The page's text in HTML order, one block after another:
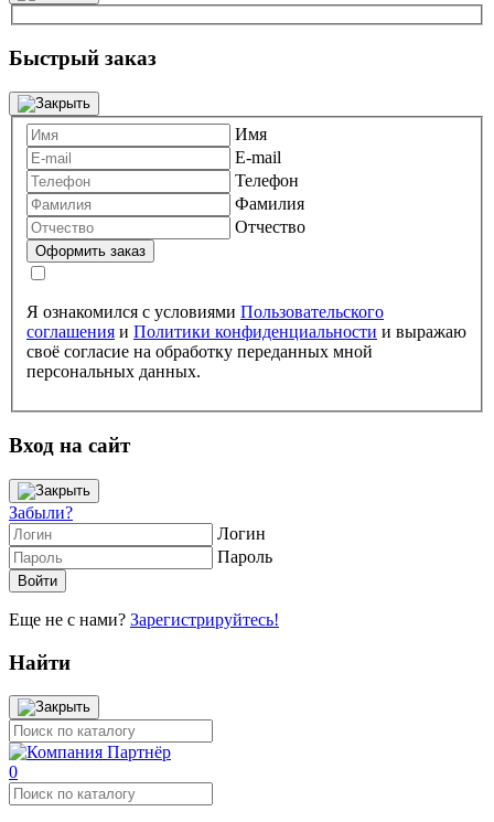
Быстрый заказ
Имя
E-mail
Телефон
Фамилия
Отчество
Я ознакомился с условиями Пользовательского
соглашения и Политики конфиденциальности и выражаю
своё согласие на обработку переданных мной
персональных данных.
Вход на сайт
Забыли?
Логин
Пароль
Еще не с нами? Зарегистрируйтесь!
Найти
0